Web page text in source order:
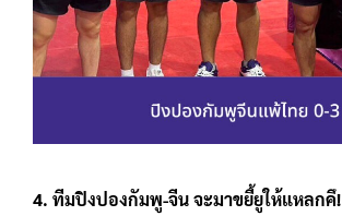
4. ทีมปิงปองกัมพู-จีน จะมาขยี้ยูให้แหลกคึ!